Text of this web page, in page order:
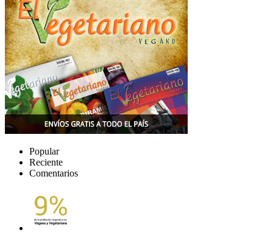
Popular
Reciente
Comentarios